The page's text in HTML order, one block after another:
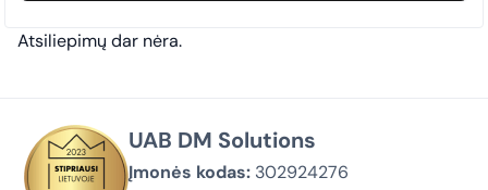
Atsiliepimų dar nėra.
UAB DM Solutions
Įmonės kodas: 302924276